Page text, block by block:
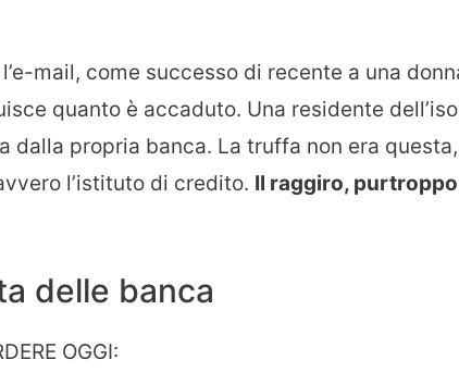
mail, come successo di recente a una
quanto è accaduto. Una residente
dalla propria banca. La truffa non era questa,
l’istituto di credito. Il raggiro,
delle banca
OGGI: